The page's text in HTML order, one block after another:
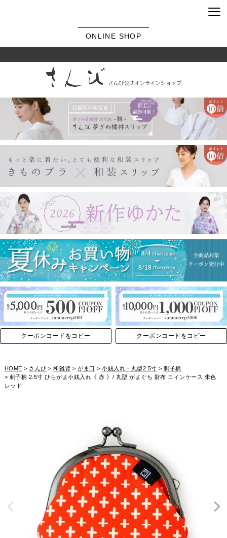
ONLINE SHOP
クーポンコードをコピー クーポンコードをコピー
HOME さんび 和雑貨 がま口 小銭入れ・丸型2.5寸
刺子柄
刺子柄 2.5寸 ひらがま小銭入れ《 赤 》/ 丸型 がまぐち 財布 コインケース 朱色
レッド